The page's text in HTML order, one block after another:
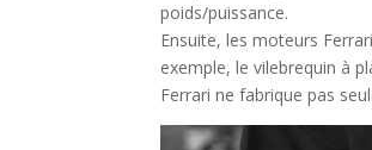
poids/puissance.
Ensuite, les moteurs
exemple, le vilebrequin à
Ferrari ne fabrique pas